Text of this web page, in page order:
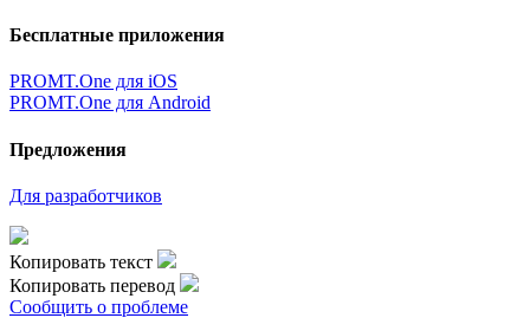
Бесплатные приложения
PROMT.One для iOS
PROMT.One для Android
Предложения
Для разработчиков
Копировать текст
Копировать перевод
Сообщить о проблеме